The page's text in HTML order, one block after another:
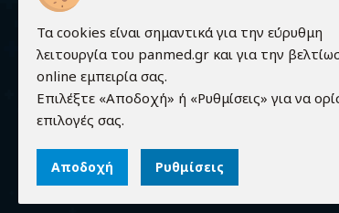
εξειδίκευση στον εξοπλισμό
ιατροτεχνολογικού υλικού, στα
ορθοπεδικά είδη και βοηθήματα
όπως επίσης και στις
διαγνωστικές συσκευές.
Τα cookies είναι σημαντικά για την εύρυθμη
λειτουργία του panmed.gr και για την
online εμπειρία σας.
Επιλέξτε «Αποδοχή» ή «Ρυθμίσεις» για να
επιλογές σας.
Αποδοχή Ρυθμίσεις